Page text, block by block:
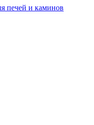
печей и каминов